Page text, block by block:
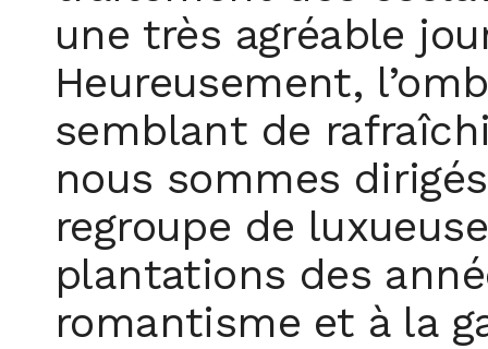
une très agréable
Heureusement,
semblant de
nous sommes
regroupe de
plantations des
romantisme et à la